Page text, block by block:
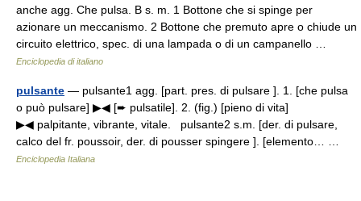
anche agg. Che pulsa. B s. m. 1 Bottone che si spinge per
azionare un meccanismo. 2 Bottone che premuto apre o chiude un
circuito elettrico, spec. di una lampada o di un campanello …
Enciclopedia di italiano
pulsante — pulsante1 agg. [part. pres. di pulsare ]. 1. [che pulsa
o può pulsare] ▶◀ [➨ pulsatile]. 2. (fig.) [pieno di vita]
▶◀ palpitante, vibrante, vitale. pulsante2 s.m. [der. di pulsare,
calco del fr. poussoir, der. di pousser spingere ]. [elemento… …
Enciclopedia Italiana